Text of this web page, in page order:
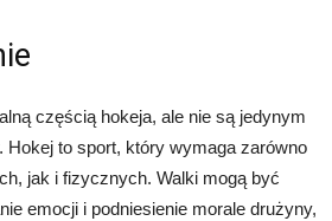
częścią hokeja, ale nie są jedynym
Hokej to sport, który wymaga zarówno
jak i fizycznych. Walki mogą być
emocji i podniesienie morale drużyny,